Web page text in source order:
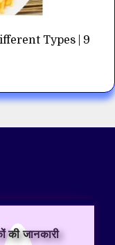
Types | 9
की जानकारी